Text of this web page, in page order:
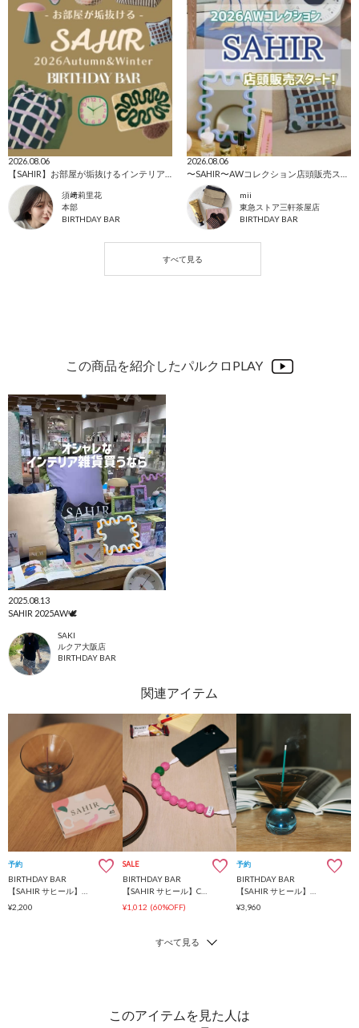
2026.08.06
須﨑莉里花
本部
BIRTHDAY BAR
2026.08.06
mii
東急ストア三軒茶屋店
BIRTHDAY BAR
この商品を紹介したパルクロPLAY
2025.08.13
SAHIR 2025AW🕊️
SAKI
ルクア大阪店
BIRTHDAY BAR
予約
BIRTHDAY BAR
¥2,200
SALE
BIRTHDAY BAR
【SAHIR サヒール】Charging cabler
¥1,012 (60%OFF)
予約
BIRTHDAY BAR
¥3,960
このアイテムを見た人は